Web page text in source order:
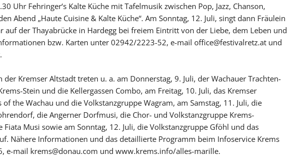
Uhr Fehringer‘s Kalte Küche mit Tafelmusik zwischen Pop, Jazz, Chanson,
Abend „Haute Cuisine & Kalte Küche“. Am Sonntag, 12. Juli, singt dann Fräulein
auf der Thayabrücke in Hardegg bei freiem Eintritt von der Liebe, dem Leben und
bzw. Karten unter 02942/2223-52, e-mail office@festivalretz.at und
der Kremser Altstadt treten u. a. am Donnerstag, 9. Juli, der Wachauer Trachten-
Stein und die Kellergassen Combo, am Freitag, 10. Juli, das Kremser
the Wachau und die Volkstanzgruppe Wagram, am Samstag, 11. Juli, die
die Angerner Dorfmusi, die Chor- und Volkstanzgruppe Krems-
Fiata Musi sowie am Sonntag, 12. Juli, die Volkstanzgruppe Gföhl und das
Nähere Informationen und das detaillierte Programm beim Infoservice Krems
e-mail krems@donau.com und www.krems.info/alles-marille.